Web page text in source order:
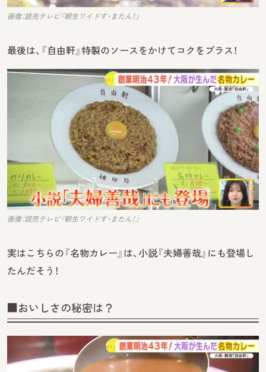
画像：読売テレビ『朝生ワイドす・またん！』
最後は、『自由軒』特製のソースをかけてコクをプラス！
画像：読売テレビ『朝生ワイドす・またん！』
実はこちらの『名物カレー』は、小説『夫婦善哉』にも登場し
たんだそう！
■おいしさの秘密は？